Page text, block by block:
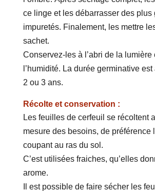
ce linge et les débarrasser des plus
impuretés. Finalement, les mettre
sachet.
Conservez-les à l’abri de la lumière
l’humidité. La durée germinative
2 ou 3 ans.
Récolte et conservation :
Les feuilles de cerfeuil se récoltent
mesure des besoins, de préférence
coupant au ras du sol.
C’est utilisées fraiches, qu’elles
arome.
Il est possible de faire sécher les